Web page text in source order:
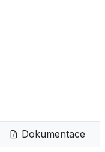
Dokumentace